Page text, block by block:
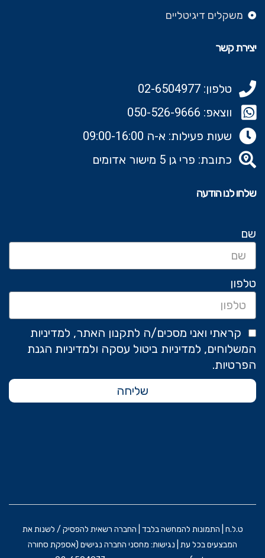
משקלים דיגיטליים
יצירת קשר
טלפון: 02-6504977
ווצאפ: 050-526-9666‬
שעות פעילות: א-ה 09:00-16:00
כתובת: פרי גן 5 מישור אדומים
שלחו לנו הודעה
שם
טלפון
קראתי ואני מסכים/ה לתקנון האתר, למדיניות
המשלוחים, למדיניות ביטול עסקה ולמדיניות הגנת
הפרטיות.
שליחה
ט.ל.ח | התמונות להמחשה בלבד | החברה רשאית להפסיק / לשנות את
המבצעים בכל עת | נגישות: מחסני החברה נגישים (אספקת סחורה